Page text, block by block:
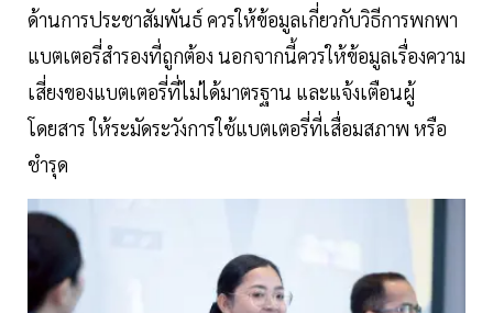
ด้านการประชาสัมพันธ์ ควรให้ข้อมูลเกี่ยวกับวิธีการพกพา
แบตเตอรี่สำรองที่ถูกต้อง นอกจากนี้ควรให้ข้อมูลเรื่องความ
เสี่ยงของแบตเตอรี่ที่ไม่ได้มาตรฐาน และแจ้งเตือนผู้
โดยสาร ให้ระมัดระวังการใช้แบตเตอรี่ที่เสื่อมสภาพ หรือ
ชำรุด